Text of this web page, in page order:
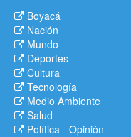
Boyacá
Nación
Mundo
Deportes
Cultura
Tecnología
Medio Ambiente
Salud
Política - Opinión